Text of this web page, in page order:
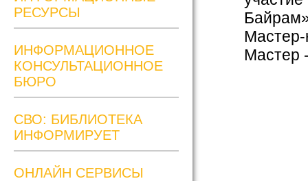
РЕСУРСЫ
ИНФОРМАЦИОННОЕ
КОНСУЛЬТАЦИОННОЕ
БЮРО
СВО: БИБЛИОТЕКА
ИНФОРМИРУЕТ
ОНЛАЙН СЕРВИСЫ
Мастер-
Мастер